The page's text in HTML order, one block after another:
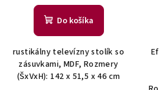
Do košíka
rustikálny televízny stolík so
zásuvkami, MDF, Rozmery
(ŠxVxH): 142 x 51,5 x 46 cm